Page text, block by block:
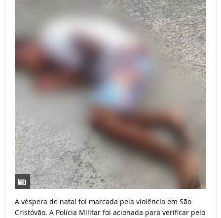
A véspera de natal foi marcada pela violência em São
Cristóvão. A Polícia Militar foi acionada para verificar pelo